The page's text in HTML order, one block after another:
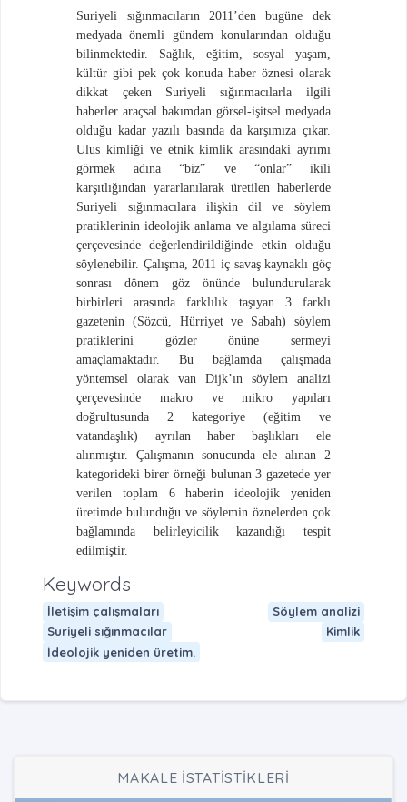
Suriyeli sığınmacıların 2011’den bugüne dek
medyada önemli gündem konularından olduğu
bilinmektedir. Sağlık, eğitim, sosyal yaşam,
kültür gibi pek çok konuda haber öznesi olarak
dikkat çeken Suriyeli sığınmacılarla ilgili
haberler araçsal bakımdan görsel-işitsel medyada
olduğu kadar yazılı basında da karşımıza çıkar.
Ulus kimliği ve etnik kimlik arasındaki ayrımı
görmek adına “biz” ve “onlar” ikili
karşıtlığından yararlanılarak üretilen haberlerde
Suriyeli sığınmacılara ilişkin dil ve söylem
pratiklerinin ideolojik anlama ve algılama süreci
çerçevesinde değerlendirildiğinde etkin olduğu
söylenebilir. Çalışma, 2011 iç savaş kaynaklı göç
sonrası dönem göz önünde bulundurularak
birbirleri arasında farklılık taşıyan 3 farklı
gazetenin (Sözcü, Hürriyet ve Sabah) söylem
pratiklerini gözler önüne sermeyi
amaçlamaktadır. Bu bağlamda çalışmada
yöntemsel olarak van Dijk’ın söylem analizi
çerçevesinde makro ve mikro yapıları
doğrultusunda 2 kategoriye (eğitim ve
vatandaşlık) ayrılan haber başlıkları ele
alınmıştır. Çalışmanın sonucunda ele alınan 2
kategorideki birer örneği bulunan 3 gazetede yer
verilen toplam 6 haberin ideolojik yeniden
üretimde bulunduğu ve söylemin öznelerden çok
bağlamında belirleyicilik kazandığı tespit
edilmiştir.
Keywords
İletişim çalışmaları
Söylem analizi
Suriyeli sığınmacılar
Kimlik
İdeolojik yeniden üretim.
MAKALE İSTATİSTİKLERİ